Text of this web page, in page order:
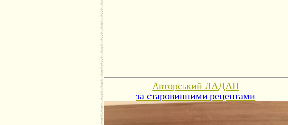
Авторський ЛАДАН
за старовинними рецептами